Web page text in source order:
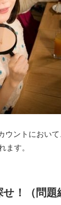
ントにおいて
ます。
！（問題